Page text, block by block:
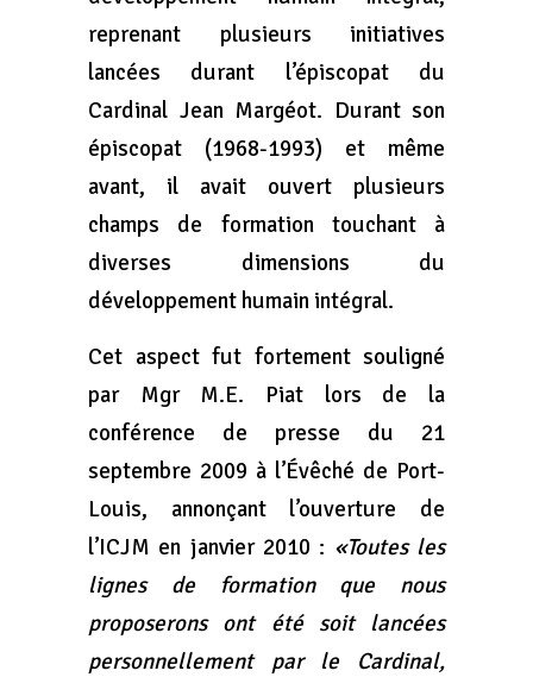
reprenant plusieurs initiatives
lancées durant l’épiscopat du
Cardinal Jean Margéot. Durant son
épiscopat (1968-1993) et même
avant, il avait ouvert plusieurs
champs de formation touchant à
diverses dimensions du
développement humain intégral.
Cet aspect fut fortement souligné
par Mgr M.E. Piat lors de la
conférence de presse du 21
septembre 2009 à l’Évêché de Port-
Louis, annonçant l’ouverture de
l’ICJM en janvier 2010 : «Toutes les
lignes de formation que nous
proposerons ont été soit lancées
personnellement par le Cardinal,